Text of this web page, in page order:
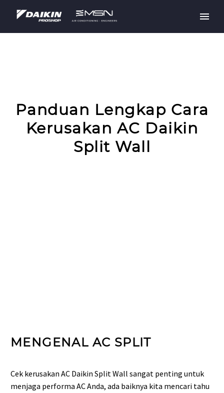
Panduan Lengkap Cara
Kerusakan AC Daikin
Split Wall
MENGENAL AC SPLIT
Cek kerusakan AC Daikin Split Wall sangat penting untuk
menjaga performa AC Anda, ada baiknya kita mencari tahu